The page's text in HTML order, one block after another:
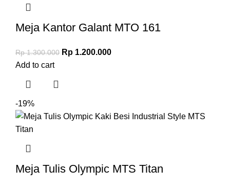
Meja Kantor Galant MTO 161
Rp1.300.000 Rp 1.200.000
Add to cart
-19%
Meja Tulis Olympic MTS Titan